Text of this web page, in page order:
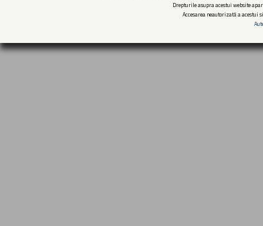
Drepturile asupra acestui website
Accesarea neautorizată a acestui